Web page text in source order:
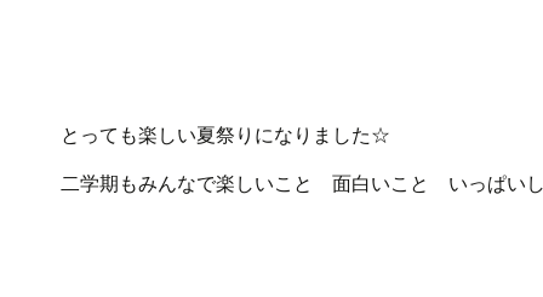
とっても楽しい夏祭りになりました☆
二学期もみんなで楽しいこと 面白いこと いっぱい